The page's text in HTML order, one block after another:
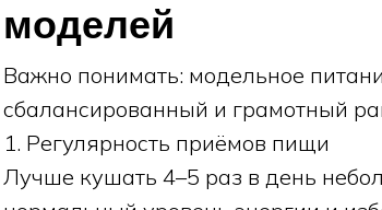
моделей
Важно понимать: модельное
сбалансированный и грамотный
1. Регулярность приёмов пищи
Лучше кушать 4–5 раз в день